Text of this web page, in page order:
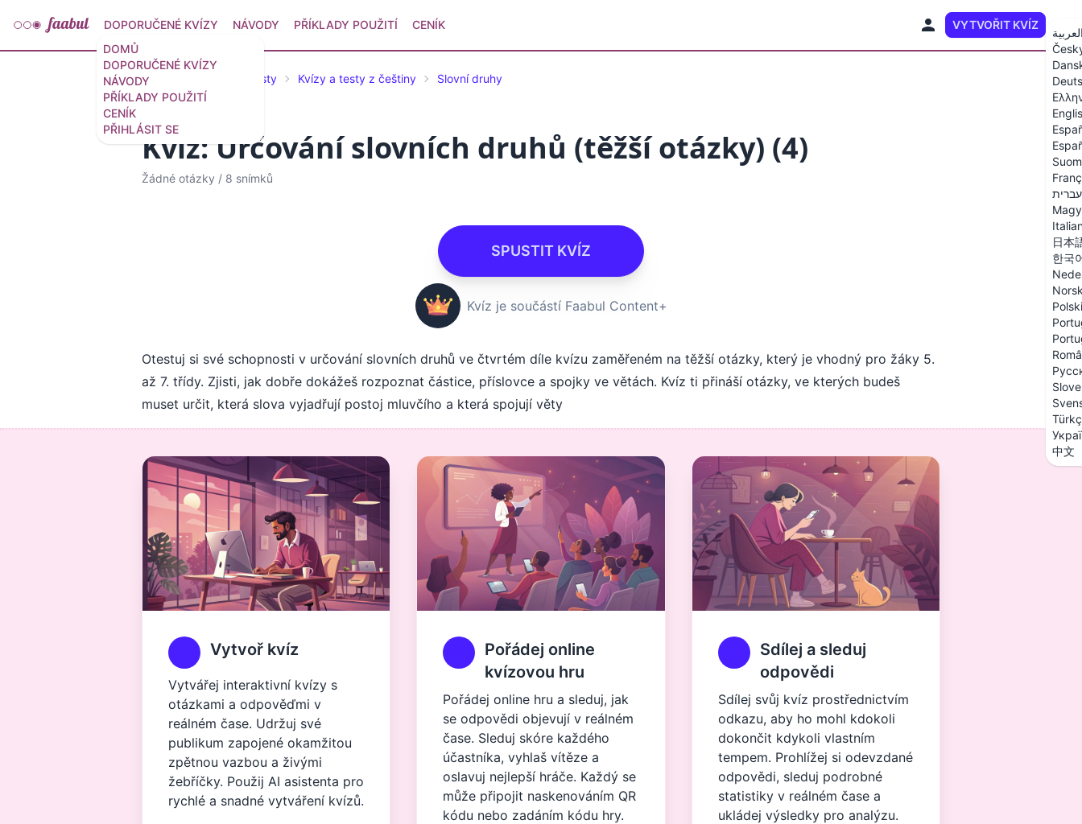
DOMŮ
DOPORUČENÉ KVÍZY
NÁVODY
PŘÍKLADY POUŽITÍ
CENÍK
PŘIHLÁSIT SE
DOPORUČENÉ KVÍZY NÁVODY PŘÍKLADY POUŽITÍ CENÍK VYTVOŘIT KVÍZ
עברית
日本
한국
Polski
中文
Doporučené kvízy a testy Kvízy a testy z češtiny Slovní druhy
Kvíz: Určování slovních druhů (těžší otázky) (4)
Žádné otázky / 8 snímků
SPUSTIT KVÍZ
Kvíz je součástí Faabul Content+
Otestuj si své schopnosti v určování slovních druhů ve čtvrtém díle kvízu zaměřeném na těžší otázky, který je vhodný pro žáky 5.
až 7. třídy. Zjisti, jak dobře dokážeš rozpoznat částice, příslovce a spojky ve větách. Kvíz ti přináší otázky, ve kterých budeš
muset určit, která slova vyjadřují postoj mluvčího a která spojují věty
Vytvoř kvíz
Vytvářej interaktivní kvízy s
otázkami a odpověďmi v
reálném čase. Udržuj své
publikum zapojené okamžitou
zpětnou vazbou a živými
žebříčky. Použij AI asistenta pro
rychlé a snadné vytváření kvízů.
Pořádej online
kvízovou hru
Pořádej online hru a sleduj, jak
se odpovědi objevují v reálném
čase. Sleduj skóre každého
účastníka, vyhlaš vítěze a
oslavuj nejlepší hráče. Každý se
může připojit naskenováním QR
kódu nebo zadáním kódu hry.
Sdílej a sleduj
odpovědi
Sdílej svůj kvíz prostřednictvím
odkazu, aby ho mohl kdokoli
dokončit kdykoli vlastním
tempem. Prohlížej si odevzdané
odpovědi, sleduj podrobné
statistiky v reálném čase a
ukládej výsledky pro analýzu.